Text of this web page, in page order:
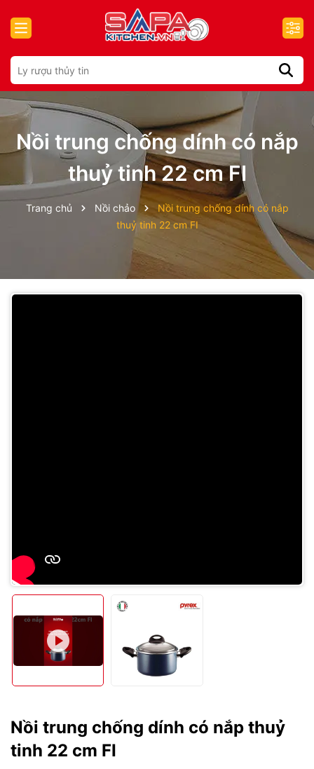
Nồi trung chống dính có nắp
thuỷ tinh 22 cm FI
Trang chủ Nồi chảo
Nồi trung chống dính có nắp
thuỷ tinh 22 cm FI
Nồi trung chống dính có nắp thuỷ
tinh 22 cm FI